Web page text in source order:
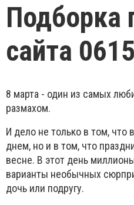
Подборка
сайта
8 марта - один из самых
размахом.
И дело не только в том,
днем, но и в том, что
весне. В этот день
варианты необычных
дочь или подругу.